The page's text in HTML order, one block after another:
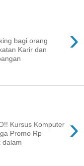
›
bagi orang
Karir dan
›
Kursus Komputer
Promo Rp
dalam